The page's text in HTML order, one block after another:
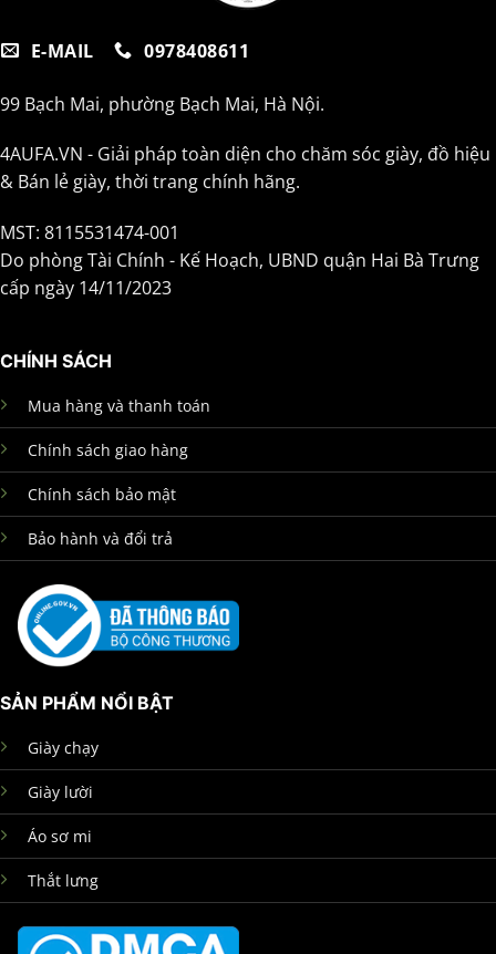
E-MAIL 0978408611
99 Bạch Mai, phường Bạch Mai, Hà Nội.
4AUFA.VN - Giải pháp toàn diện cho chăm sóc giày, đồ hiệu
& Bán lẻ giày, thời trang chính hãng.
MST: 8115531474-001
Do phòng Tài Chính - Kế Hoạch, UBND quận Hai Bà Trưng
cấp ngày 14/11/2023
CHÍNH SÁCH
Mua hàng và thanh toán
Chính sách giao hàng
Chính sách bảo mật
Bảo hành và đổi trả
SẢN PHẨM NỔI BẬT
Giày chạy
Giày lười
Áo sơ mi
Thắt lưng